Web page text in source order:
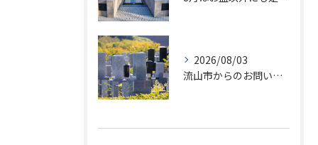
2026/08/03
流山市からのお問い合わせが急増中です、かなり悪質な業者さんとお寺さんらしいです